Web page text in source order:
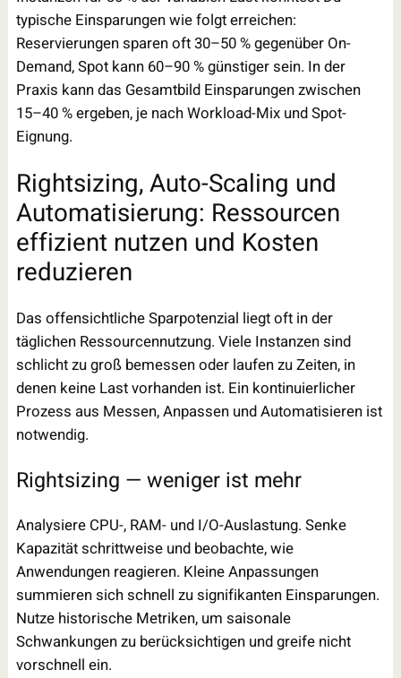
typische Einsparungen wie folgt erreichen:
Reservierungen sparen oft 30–50 % gegenüber On-
Demand, Spot kann 60–90 % günstiger sein. In der
Praxis kann das Gesamtbild Einsparungen zwischen
15–40 % ergeben, je nach Workload-Mix und Spot-
Eignung.
Rightsizing, Auto-Scaling und
Automatisierung: Ressourcen
effizient nutzen und Kosten
reduzieren
Das offensichtliche Sparpotenzial liegt oft in der
täglichen Ressourcennutzung. Viele Instanzen sind
schlicht zu groß bemessen oder laufen zu Zeiten, in
denen keine Last vorhanden ist. Ein kontinuierlicher
Prozess aus Messen, Anpassen und Automatisieren ist
notwendig.
Rightsizing — weniger ist mehr
Analysiere CPU-, RAM- und I/O-Auslastung. Senke
Kapazität schrittweise und beobachte, wie
Anwendungen reagieren. Kleine Anpassungen
summieren sich schnell zu signifikanten Einsparungen.
Nutze historische Metriken, um saisonale
Schwankungen zu berücksichtigen und greife nicht
vorschnell ein.